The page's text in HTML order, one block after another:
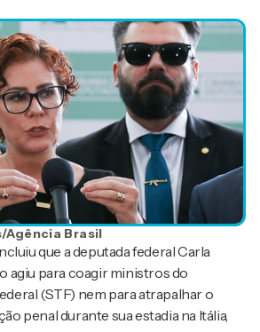
Agência Brasil
que a deputada federal Carla
agiu para coagir ministros do
(STF) nem para atrapalhar o
penal durante sua estadia na Itália,